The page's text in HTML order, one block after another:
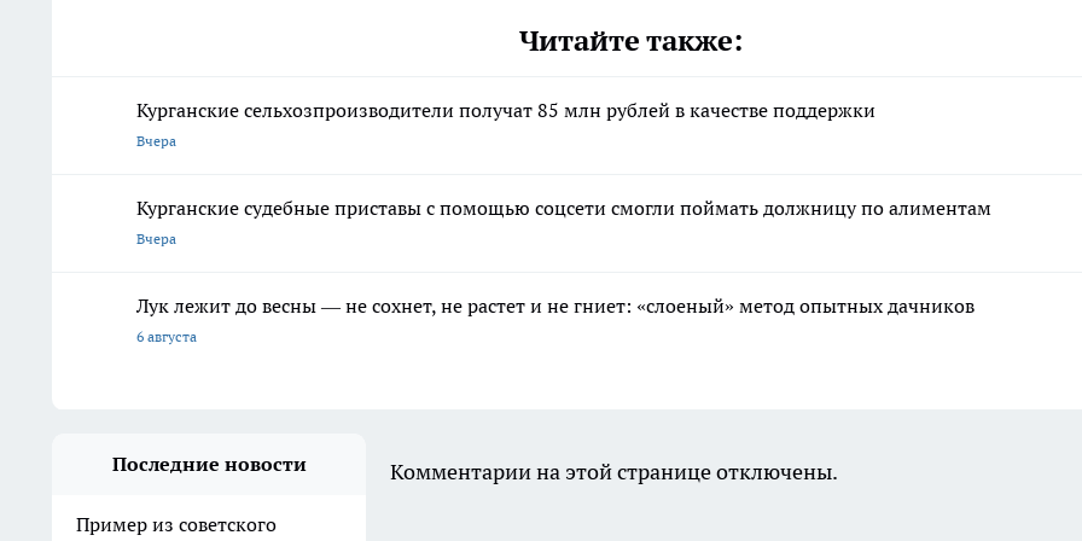
Читайте также:
Курганские сельхозпроизводители получат 85 млн рублей в качестве поддержки
Вчера
Курганские судебные приставы с помощью соцсети смогли поймать должницу по алиментам
Вчера
Лук лежит до весны — не сохнет, не растет и не гниет: «слоеный» метод опытных дачников
6 августа
Последние новости
Пример из советского
Комментарии на этой странице отключены.